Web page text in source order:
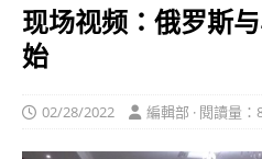
现场视频：俄罗斯
始
02/28/2022 編輯部 · 閱讀量：